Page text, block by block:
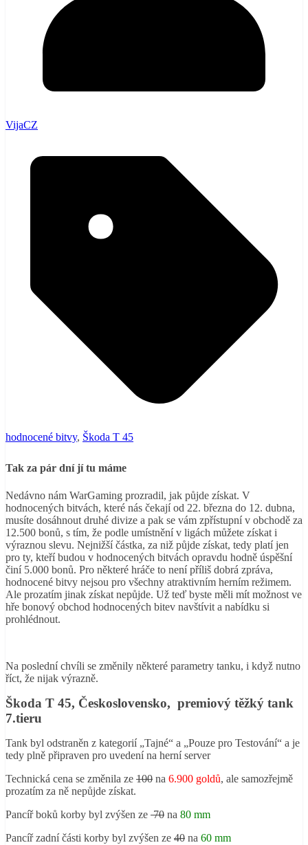
VijaCZ
hodnocené bitvy, Škoda T 45
Tak za pár dní jí tu máme
Nedávno nám WarGaming prozradil, jak půjde získat. V
hodnocených bitvách, které nás čekajíod 22. března do 12. dubna,
musíte dosáhnout druhé divize a pak se vám zpřístupní v obchodě za
12.500 bonů, s tím, že podle umístnění v ligách můžete získat i
výraznou slevu. Nejnižší částka, za niž půjde získat, tedy platí jen
pro ty, kteří budou v hodnocených bitvách opravdu hodně úspěšní
činí 5.000 bonů. Pro některé hráče to není příliš dobrá zpráva,
hodnocené bitvy nejsou pro všechny atraktivním herním režimem.
Ale prozatím jinak získat nepůjde. Už teď byste měli mít možnost ve
hře bonový obchod hodnocených bitev navštívit a nabídku si
prohlédnout.
Na poslední chvíli se změnily některé parametry tanku, i když nutno
říct, že nijak výrazně.
Škoda T 45, Československo, premiový těžký tank
7.tieru
Tank byl odstraněn z kategorií „Tajné“ a „Pouze pro Testování“ a je
tedy plně připraven pro uvedení na herní server
Technická cena se změnila ze 100 na 6.900 goldů, ale samozřejmě
prozatím za ně nepůjde získat.
Pancíř boků korby byl zvýšen ze 70 na 80 mm
Pancíř zadní části korby byl zvýšen ze 40 na 60 mm